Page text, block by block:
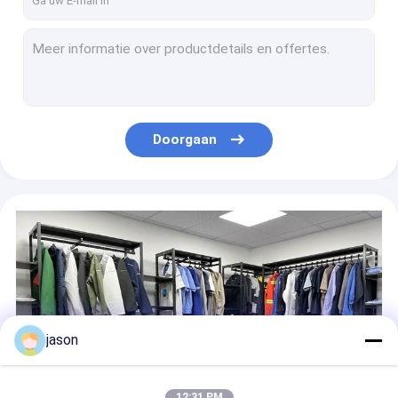
Veiligheidschoenen voor mannen Werk schoenen voor mannen Stalen teen anti-borselproof Waterdicht beschermend schoeisel Lichte comfortabele veiligheidsschoenen
Nieuwe veiligheidsschoenen voor mannen Staaltoe Anti-smash Anti-puncture Beschermende schoenen Niet-slip Constructie Sneakers All-Season Industrial Safety Boots
Somerschoenen voor heren met geïsoleerde veiligheidsschoenen van stalen tenen Anti-Slam-Anti-Punctuur Werkschoenen Niet-slipbouwschoenen 10KV Elektriciteitsisolatie Beschermingschoenen
OEM Klassieke Franse Militaire Baret met Zacht Zwart Leer
De zwarte Hoeden van de de Wol Militaire Camouflage van Olive Grey Royal Marines Commando Beret 100%
Doorgaan
jason